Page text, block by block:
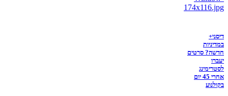
דיסני+
במדיניות
חדשה? סרטים
יעברו
לסטרימינג
אחרי 45 יום
בקולנוע